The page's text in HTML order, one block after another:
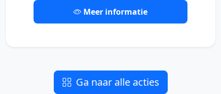
Meer informatie
Ga naar alle acties